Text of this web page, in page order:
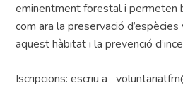
eminentment forestal i permeten
com ara la preservació
aquest hàbitat i la prevenció
Iscripcions: escriu a